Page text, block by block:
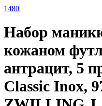
1480
Набор
кожаном
антрацит, 5
Classic Inox,